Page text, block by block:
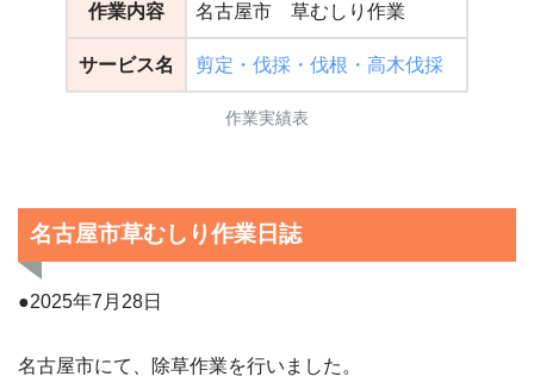
作業内容 名古屋市 草むしり作業
サービス名 剪定・伐採・伐根・高木伐採
作業実績表
名古屋市草むしり作業日誌
●2025年7月28日
名古屋市にて、除草作業を行いました。